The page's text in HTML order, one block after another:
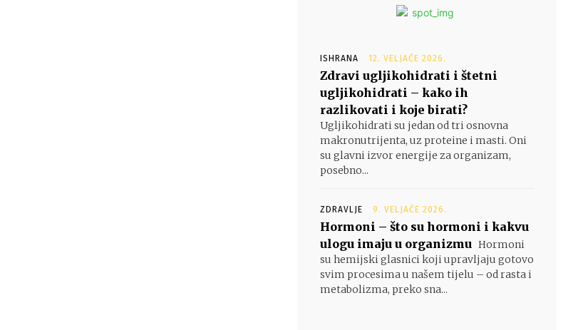
ISHRANA 12. VELJAČE 2026.
Zdravi ugljikohidrati i štetni
ugljikohidrati – kako ih
razlikovati i koje birati?
Ugljikohidrati su jedan od tri osnovna
makronutrijenta, uz proteine i masti. Oni
su glavni izvor energije za organizam,
posebno...
ZDRAVLJE 9. VELJAČE 2026.
Hormoni – što su hormoni i kakvu
ulogu imaju u organizmu Hormoni
su hemijski glasnici koji upravljaju gotovo
svim procesima u našem tijelu – od rasta i
metabolizma, preko sna...